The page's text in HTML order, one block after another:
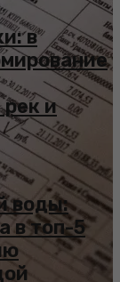
в
и
воды:
в топ-5